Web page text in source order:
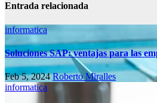
Entrada relacionada
informatica
Soluciones SAP: ventajas para las
Feb 5, 2024Roberto Miralles
informatica